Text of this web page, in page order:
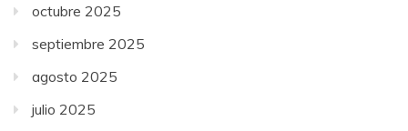
octubre 2025
septiembre 2025
agosto 2025
julio 2025